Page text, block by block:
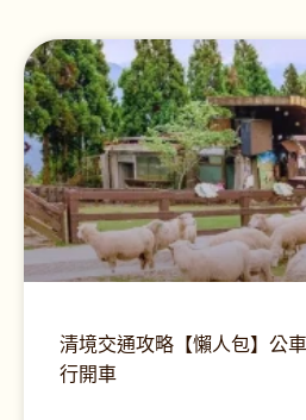
清境交通攻略【懶人包】公
行開車